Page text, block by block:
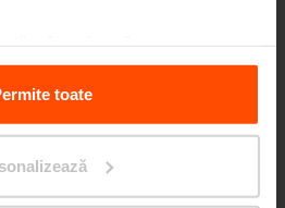
to the Processing Personal
toate
au transformat
fața școlii
mici pot avea un impact